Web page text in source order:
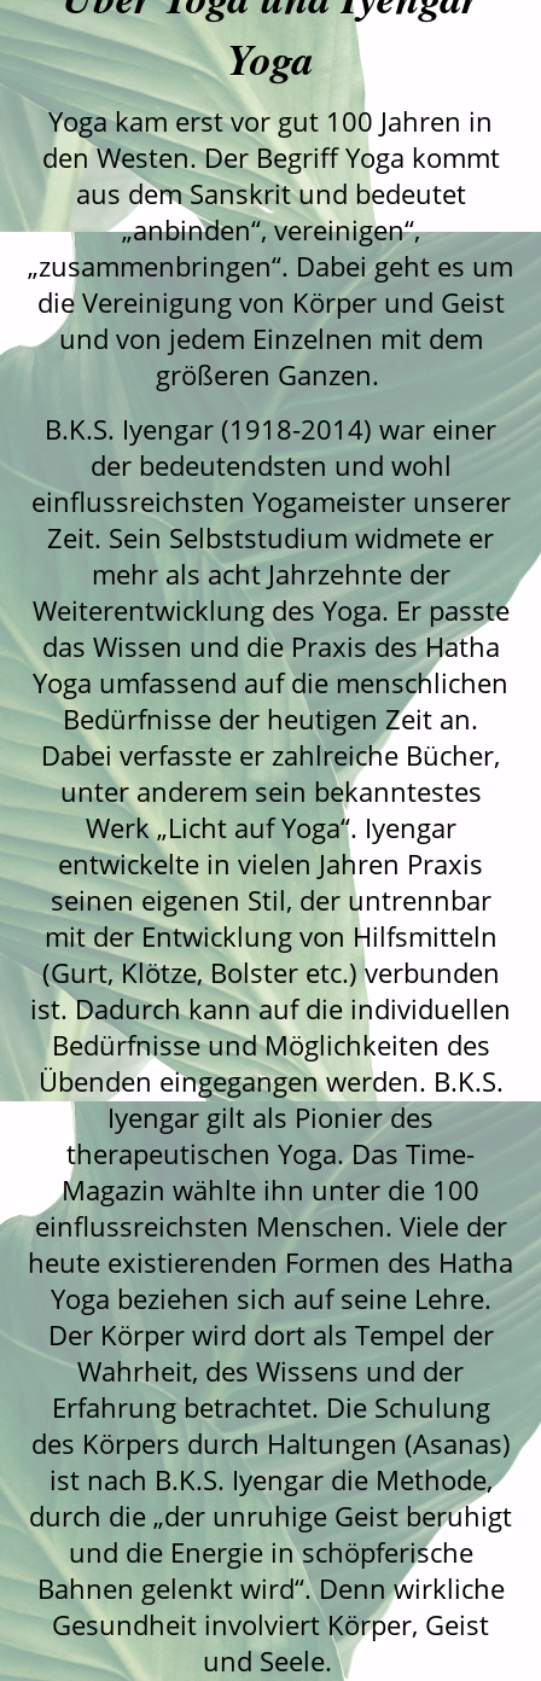
Yoga
Yoga kam erst vor gut 100 Jahren in
den Westen. Der Begriff Yoga kommt
aus dem Sanskrit und bedeutet
„anbinden“, vereinigen“,
„zusammenbringen“. Dabei geht es um
die Vereinigung von Körper und Geist
und von jedem Einzelnen mit dem
größeren Ganzen.
B.K.S. Iyengar (1918-2014) war einer
der bedeutendsten und wohl
einflussreichsten Yogameister unserer
Zeit. Sein Selbststudium widmete er
mehr als acht Jahrzehnte der
Weiterentwicklung des Yoga. Er passte
das Wissen und die Praxis des Hatha
Yoga umfassend auf die menschlichen
Bedürfnisse der heutigen Zeit an.
Dabei verfasste er zahlreiche Bücher,
unter anderem sein bekanntestes
Werk „Licht auf Yoga“. Iyengar
entwickelte in vielen Jahren Praxis
seinen eigenen Stil, der untrennbar
mit der Entwicklung von Hilfsmitteln
(Gurt, Klötze, Bolster etc.) verbunden
ist. Dadurch kann auf die individuellen
Bedürfnisse und Möglichkeiten des
Übenden eingegangen werden. B.K.S.
Iyengar gilt als Pionier des
therapeutischen Yoga. Das Time-
Magazin wählte ihn unter die 100
einflussreichsten Menschen. Viele der
heute existierenden Formen des Hatha
Yoga beziehen sich auf seine Lehre.
Der Körper wird dort als Tempel der
Wahrheit, des Wissens und der
Erfahrung betrachtet. Die Schulung
des Körpers durch Haltungen (Asanas)
ist nach B.K.S. Iyengar die Methode,
durch die „der unruhige Geist beruhigt
und die Energie in schöpferische
Bahnen gelenkt wird“. Denn wirkliche
Gesundheit involviert Körper, Geist
und Seele.